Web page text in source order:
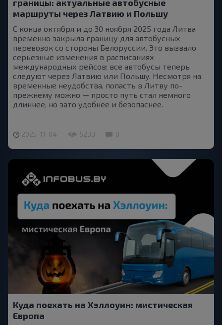
границы: актуальные автобусные
маршруты через Латвию и Польшу
С конца октября и до 30 ноября 2025 года Литва
временно закрыла границу для автобусных
перевозок со стороны Белоруссии. Это вызвало
серьезные изменения в расписаниях
международных рейсов: все автобусы теперь
следуют через Латвию или Польшу. Несмотря на
временные неудобства, попасть в Литву по-
прежнему можно — просто путь стал немного
длиннее, но зато удобнее и безопаснее.
2025-11-04 5233 0
Куда поехать на Хэллоуин: мистическая
Европа